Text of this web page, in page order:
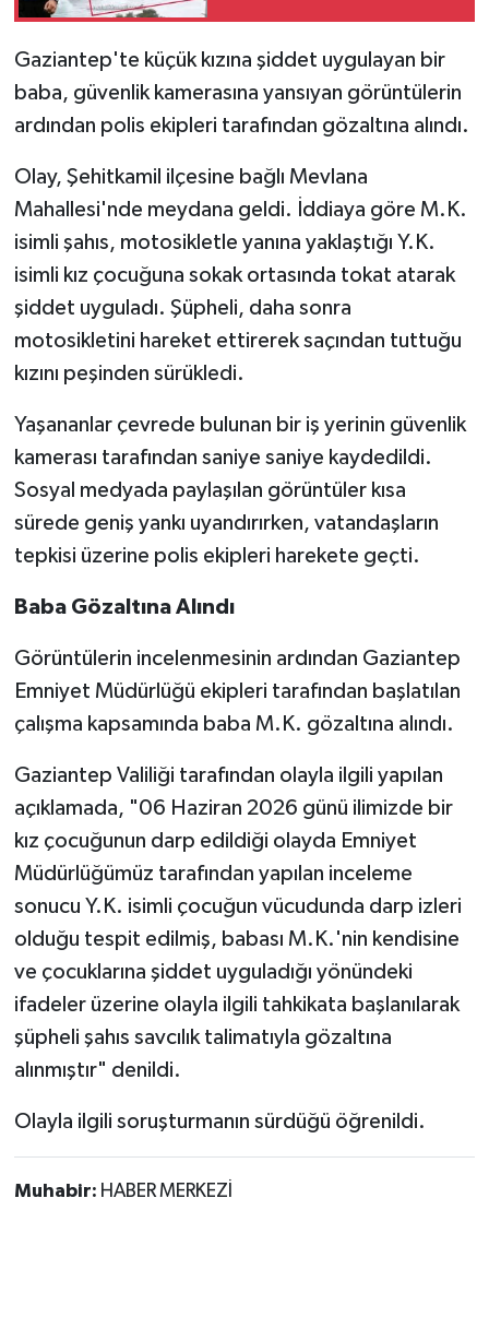
Gaziantep'te küçük kızına şiddet uygulayan bir
baba, güvenlik kamerasına yansıyan görüntülerin
ardından polis ekipleri tarafından gözaltına alındı.
Olay, Şehitkamil ilçesine bağlı Mevlana
Mahallesi'nde meydana geldi. İddiaya göre M.K.
isimli şahıs, motosikletle yanına yaklaştığı Y.K.
isimli kız çocuğuna sokak ortasında tokat atarak
şiddet uyguladı. Şüpheli, daha sonra
motosikletini hareket ettirerek saçından tuttuğu
kızını peşinden sürükledi.
Yaşananlar çevrede bulunan bir iş yerinin güvenlik
kamerası tarafından saniye saniye kaydedildi.
Sosyal medyada paylaşılan görüntüler kısa
sürede geniş yankı uyandırırken, vatandaşların
tepkisi üzerine polis ekipleri harekete geçti.
Baba Gözaltına Alındı
Görüntülerin incelenmesinin ardından Gaziantep
Emniyet Müdürlüğü ekipleri tarafından başlatılan
çalışma kapsamında baba M.K. gözaltına alındı.
Gaziantep Valiliği tarafından olayla ilgili yapılan
açıklamada, "06 Haziran 2026 günü ilimizde bir
kız çocuğunun darp edildiği olayda Emniyet
Müdürlüğümüz tarafından yapılan inceleme
sonucu Y.K. isimli çocuğun vücudunda darp izleri
olduğu tespit edilmiş, babası M.K.'nin kendisine
ve çocuklarına şiddet uyguladığı yönündeki
ifadeler üzerine olayla ilgili tahkikata başlanılarak
şüpheli şahıs savcılık talimatıyla gözaltına
alınmıştır" denildi.
Olayla ilgili soruşturmanın sürdüğü öğrenildi.
Muhabir: HABER MERKEZİ
İş ilanı
Kilimli
Kültür - Sanat
MAGAZİN
Politika
Resmi İlan
Röportaj
SİYASET
Spor
Ulusal